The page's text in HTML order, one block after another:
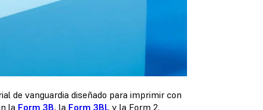
de vanguardia diseñado para imprimir con
la Form 3B, la Form 3BL y la Form 2.